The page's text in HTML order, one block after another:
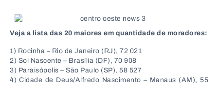
Veja a lista das 20 maiores em quantidade de moradores:
1) Rocinha – Rio de Janeiro (RJ), 72 021
2) Sol Nascente – Brasília (DF), 70 908
3) Paraisópolis – São Paulo (SP), 58 527
4) Cidade de Deus/Alfredo Nascimento – Manaus (AM), 55